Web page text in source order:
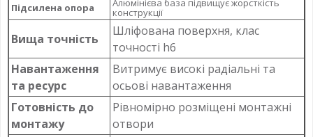
Підсилена опора Алюмінієва база підвищує жорсткість
конструкції
Вища точність
Шліфована поверхня, клас
точності h6
Навантаження
та ресурс
Витримує високі радіальні та
осьові навантаження
Готовність до
монтажу
Рівномірно розміщені монтажні
отвори